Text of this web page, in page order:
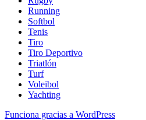
Running
Softbol
Tenis
Tiro
Tiro Deportivo
Triatlón
Turf
Voleibol
Yachting
Funciona gracias a WordPress